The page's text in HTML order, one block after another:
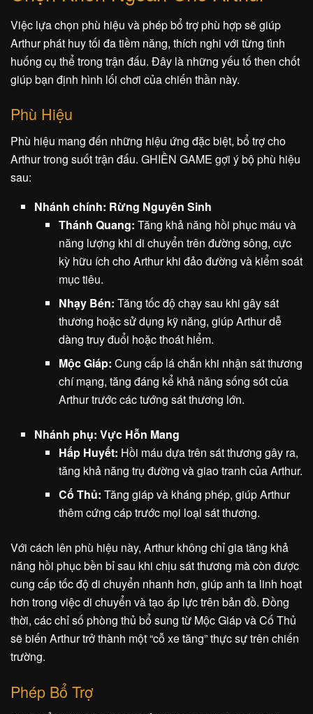
Việc lựa chọn phù hiệu và phép bổ trợ phù hợp sẽ giúp
Arthur phát huy tối đa tiềm năng, thích nghi với từng tình
huống cụ thể trong trận đấu. Đây là những yếu tố then chốt
giúp bạn định hình lối chơi của chiến thần này.
Phù Hiệu
Phù hiệu mang đến những hiệu ứng đặc biệt, bổ trợ cho
Arthur trong suốt trận đấu. GHIỀN GAME gợi ý bộ phù hiệu
sau:
Nhánh chính: Rừng Nguyên Sinh
Thánh Quang: Tăng khả năng hồi phục máu và
năng lượng khi di chuyển trên đường sông, cực
kỳ hữu ích cho Arthur khi đảo đường và kiểm soát
mục tiêu.
Nhạy Bén: Tăng tốc độ chạy sau khi gây sát
thương hoặc sử dụng kỹ năng, giúp Arthur dễ
dàng truy đuổi hoặc thoát hiểm.
Mộc Giáp: Cung cấp lá chắn khi nhận sát thương
chí mạng, tăng đáng kể khả năng sống sót của
Arthur trước các tướng sát thương lớn.
Nhánh phụ: Vực Hỗn Mang
Hấp Huyết: Hồi máu dựa trên sát thương gây ra,
tăng khả năng trụ đường và giao tranh của Arthur.
Cố Thủ: Tăng giáp và kháng phép, giúp Arthur
thêm cứng cáp trước mọi loại sát thương.
Với cách lên phù hiệu này, Arthur không chỉ gia tăng khả
năng hồi phục bền bỉ sau khi chịu sát thương mà còn được
cung cấp tốc độ di chuyển nhanh hơn, giúp anh ta linh hoạt
hơn trong việc di chuyển và tạo áp lực trên bản đồ. Đồng
thời, các chỉ số phòng thủ bổ sung từ Mộc Giáp và Cố Thủ
sẽ biến Arthur trở thành một “cỗ xe tăng” thực sự trên chiến
trường.
Phép Bổ Trợ